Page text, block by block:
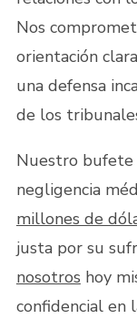
Nos
orientación
una defensa
de los
Nuestro bufete
negligencia
millones de
justa por su
nosotros hoy
confidencial en